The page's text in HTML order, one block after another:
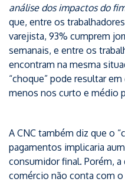
análise dos impactos do
que, entre os
varejista, 93% cumprem
semanais, e entre os
encontram na mesma
“choque” pode resultar
menos nos curto e médio
A CNC também diz que o
pagamentos implicaria
consumidor final. Porém,
comércio não conta com o